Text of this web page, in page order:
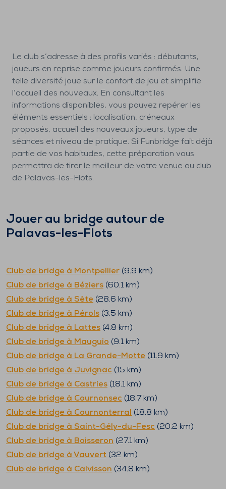
Le club s’adresse à des profils variés : débutants,
joueurs en reprise comme joueurs confirmés. Une
telle diversité joue sur le confort de jeu et simplifie
l’accueil des nouveaux. En consultant les
informations disponibles, vous pouvez repérer les
éléments essentiels : localisation, créneaux
proposés, accueil des nouveaux joueurs, type de
séances et niveau de pratique. Si Funbridge fait déjà
partie de vos habitudes, cette préparation vous
permettra de tirer le meilleur de votre venue au club
de Palavas-les-Flots.
Jouer au bridge autour de
Palavas-les-Flots
Club de bridge à Montpellier (9.9 km)
Club de bridge à Béziers (60.1 km)
Club de bridge à Sète (28.6 km)
Club de bridge à Pérols (3.5 km)
Club de bridge à Lattes (4.8 km)
Club de bridge à Mauguio (9.1 km)
Club de bridge à La Grande-Motte (11.9 km)
Club de bridge à Juvignac (15 km)
Club de bridge à Castries (18.1 km)
Club de bridge à Cournonsec (18.7 km)
Club de bridge à Cournonterral (18.8 km)
Club de bridge à Saint-Gély-du-Fesc (20.2 km)
Club de bridge à Boisseron (27.1 km)
Club de bridge à Vauvert (32 km)
Club de bridge à Calvisson (34.8 km)